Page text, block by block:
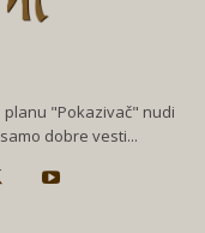
"Pokazivač" nudi
dobre vesti...